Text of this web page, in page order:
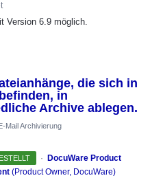
Version 6.9 möglich.
die sich in
in
Archive ablegen.
E-Mail Archivierung
·
DocuWare Product
(Product Owner, DocuWare)